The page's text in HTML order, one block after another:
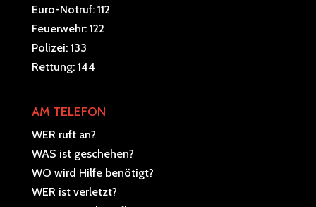
Euro-Notruf: 112
Feuerwehr: 122
Polizei: 133
Rettung: 144
AM TELEFON
WER ruft an?
WAS ist geschehen?
WO wird Hilfe benötigt?
WER ist verletzt?